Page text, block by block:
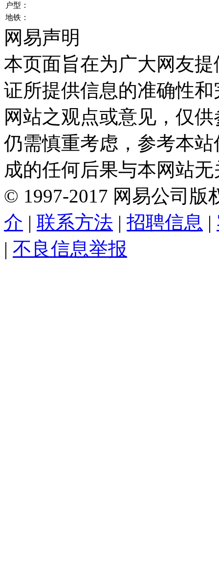
户型：
地铁：
网易声明
本页面旨在为广大网友
证所提供信息的准确性
网站之观点或意见，仅
仍需慎重考虑，参考本
成的任何后果与本网站
© 1997-2017 网易公司版
介 | 联系方法 | 招聘信息 |
| 不良信息举报